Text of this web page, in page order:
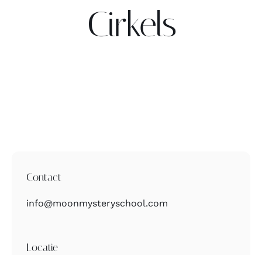
Contact
Cirkels
Contact
info@moonmysteryschool.com
Locatie